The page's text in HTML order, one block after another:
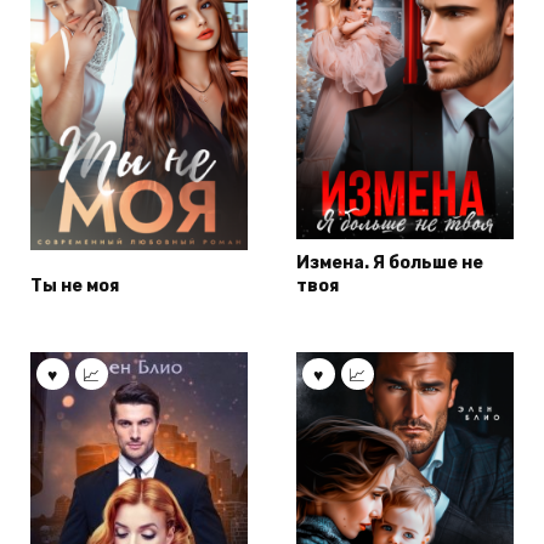
Ты не моя
Измена. Я больше не
твоя